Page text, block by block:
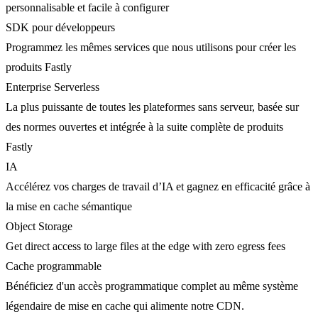
personnalisable et facile à configurer
SDK pour développeurs
Programmez les mêmes services que nous utilisons pour créer les
produits Fastly
Enterprise Serverless
La plus puissante de toutes les plateformes sans serveur, basée sur
des normes ouvertes et intégrée à la suite complète de produits
Fastly
IA
Accélérez vos charges de travail d’IA et gagnez en efficacité grâce à
la mise en cache sémantique
Object Storage
Get direct access to large files at the edge with zero egress fees
Cache programmable
Bénéficiez d'un accès programmatique complet au même système
légendaire de mise en cache qui alimente notre CDN.